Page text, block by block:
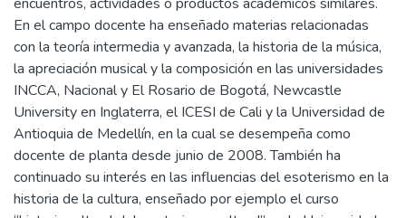
En el campo docente ha enseñado materias relacionadas
con la teoría intermedia y avanzada, la historia de la música,
la apreciación musical y la composición en las universidades
INCCA, Nacional y El Rosario de Bogotá, Newcastle
University en Inglaterra, el ICESI de Cali y la Universidad de
Antioquia de Medellín, en la cual se desempeña como
docente de planta desde junio de 2008. También ha
continuado su interés en las influencias del esoterismo en la
historia de la cultura, enseñado por ejemplo el curso